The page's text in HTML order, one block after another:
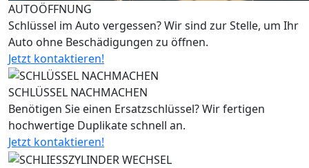
AUTOÖFFNUNG
Schlüssel im Auto vergessen? Wir sind zur Stelle, um Ihr
Auto ohne Beschädigungen zu öffnen.
Jetzt kontaktieren!
SCHLÜSSEL NACHMACHEN
Benötigen Sie einen Ersatzschlüssel? Wir fertigen
hochwertige Duplikate schnell an.
Jetzt kontaktieren!